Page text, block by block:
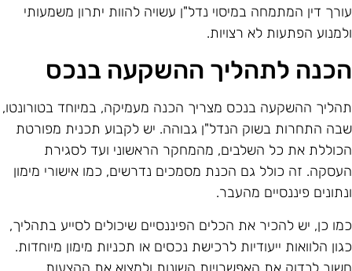
דין המתמחה במיסוי נדל"ן עשויה להוות יתרון משמעותי
הפתעות לא רצויות.
לתהליך ההשקעה בנכס
ההשקעה בנכס מצריך הכנה מעמיקה, במיוחד בטורונטו,
התחרות בשוק הנדל"ן גבוהה. יש לקבוע תכנית מפורטת
את כל השלבים, מהמחקר הראשוני ועד לסגירת
זה כולל גם הכנת מסמכים נדרשים, כמו אישורי מימון
פיננסיים מהעבר.
כן, יש להכיר את הכלים הפיננסיים שיכולים לסייע בתהליך,
הלוואות ייעודיות לרכישת נכסים או תכניות מימון מיוחדות.
לבדוק את האפשרויות השונות ולמצוא את ההצעות